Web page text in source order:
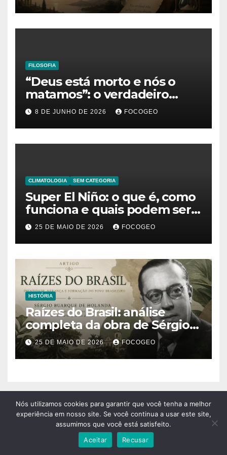
o verdadeiro sentido da
existência
FILOSOFIA
“Deus está morto e nós o
matamos”: o verdadeiro
significado da frase de
Friedrich Nietzsche
8 DE JUNHO DE 2026 FOCOGEO
CLIMATOLOGIA SEM CATEGORIA
Super El Niño: o que é, como
funciona e quais podem ser
os impactos desse fenômeno
climático extremo no Brasil e
no mundo
25 DE MAIO DE 2026 FOCOGEO
HISTÓRIA
Raízes do Brasil: análise
completa da obra de Sérgio
Buarque de Holanda e sua
importância para entender a
formação do Brasil
25 DE MAIO DE 2026 FOCOGEO
Nós utilizamos cookies para garantir que você tenha a melhor
experiência em nosso site. Se você continua a usar este site,
assumimos que você está satisfeito.
Aceitar
Recusar